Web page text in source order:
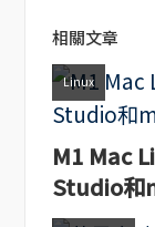
相關文章
Linux
M1 Mac
Studio和